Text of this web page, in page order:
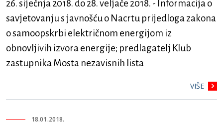
26. siječnja 2018. do 28. veljače 2018. - Informacija o
savjetovanju s javnošću o Nacrtu prijedloga zakona
o samoopskrbi električnom energijom iz
obnovljivih izvora energije; predlagatelj Klub
zastupnika Mosta nezavisnih lista
VIŠE
18.01.2018.